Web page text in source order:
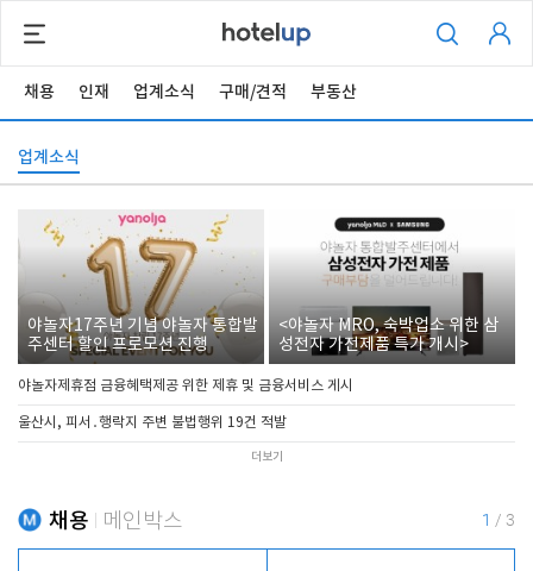
채용 인재 업계소식 구매/견적 부동산
업계소식
야놀자17주년 기념 야놀자 통합발
주센터 할인 프로모션 진행
<야놀자 MRO, 숙박업소 위한 삼
성전자 가전제품 특가 개시>
야놀자제휴점 금융혜택제공 위한 제휴 및 금융서비스 게시
울산시, 피서․행락지 주변 불법행위 19건 적발
더보기
채용 메인박스 1 / 3